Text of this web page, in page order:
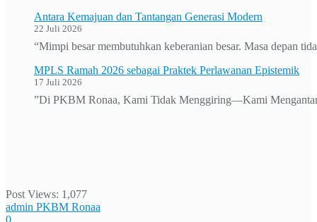
Antara Kemajuan dan Tantangan Generasi Modern
22 Juli 2026
“Mimpi besar membutuhkan keberanian besar. Masa depan
MPLS Ramah 2026 sebagai Praktek Perlawanan Epistemik
17 Juli 2026
”Di PKBM Ronaa, Kami Tidak Menggiring—Kami
Post Views: 1,077
admin PKBM Ronaa